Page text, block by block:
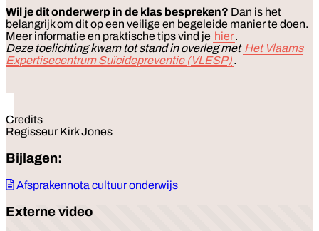
Wil je dit onderwerp in de klas bespreken? Dan is het
belangrijk om dit op een veilige en begeleide manier te doen.
Meer informatie en praktische tips vind je hier.
Deze toelichting kwam tot stand in overleg met Het Vlaams
Expertisecentrum Suïcidepreventie (VLESP).
Credits
Regisseur Kirk Jones
Bijlagen:
Afsprakennota cultuur onderwijs
Externe video